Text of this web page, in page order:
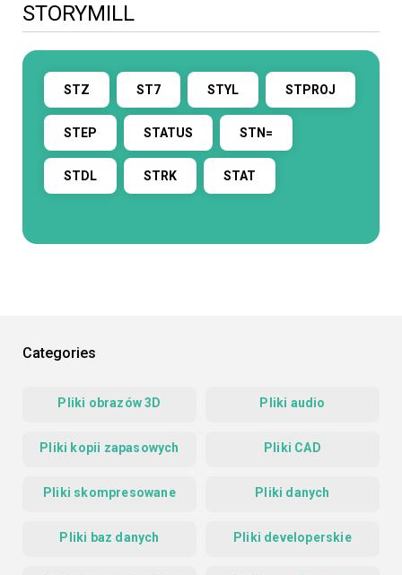
STORYMILL
STZ ST7 STYL STPROJ
STEP STATUS STN=
STDL STRK STAT
Categories
Pliki obrazów 3D Pliki audio
Pliki kopii zapasowych Pliki CAD
Pliki skompresowane Pliki danych
Pliki baz danych Pliki developerskie